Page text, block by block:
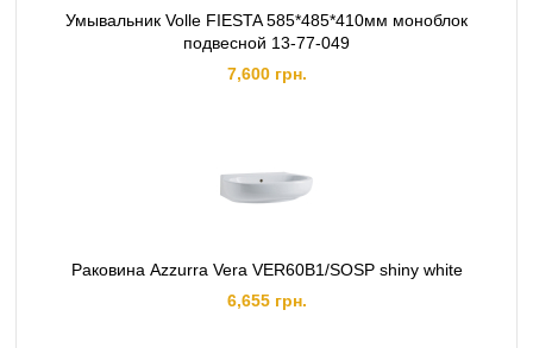
Умывальник Volle FIESTA 585*485*410мм моноблок
подвесной 13-77-049
7,600 грн.
Раковина Azzurra Vera VER60B1/SOSP shiny white
6,655 грн.